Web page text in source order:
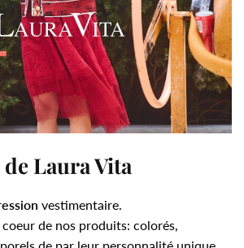
Laura Vita
vestimentaire.
coeur de nos produits: colorés,